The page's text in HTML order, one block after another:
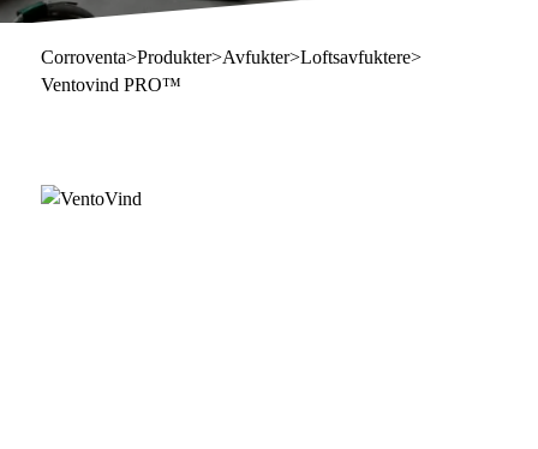
Corroventa>Produkter>Avfukter>Loftsavfuktere>
Ventovind PRO™